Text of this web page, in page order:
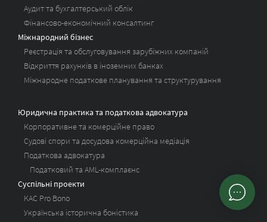
Аудит та бухгалтерський облік
Фінансово-економічний консалтинг
Міжнародний бізнес
Реєстрація та обслуговування зарубіжних компаній
Відкриття рахунків в іноземних банках
Міжнародне податкове планування та структурування
Юридична практика та податкова адвокатура
Корпоративне та комерційне право
Судові спори та досудова комерційна медіація
Податкова адвокатура
Податковий та AML-комплаєнс
Суспільні проекти
KAC Pro Bono
Українська історична боністика